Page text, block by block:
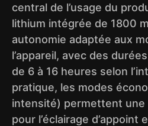
central de l’usage du
lithium intégrée de 1800
autonomie adaptée aux
l’appareil, avec des
de 6 à 16 heures selon
pratique, les modes
intensité) permettent une
pour l’éclairage d’appoint